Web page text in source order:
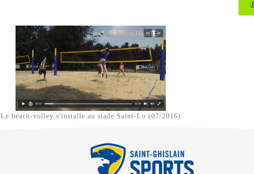
Le beach-volley s'installe au stade Saint-Lo (07/2016)